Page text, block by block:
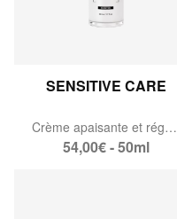
SENSITIVE CARE
Crème apaisante et régénérante
54,00€ - 50ml